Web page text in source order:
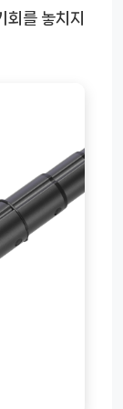
회를 놓치지